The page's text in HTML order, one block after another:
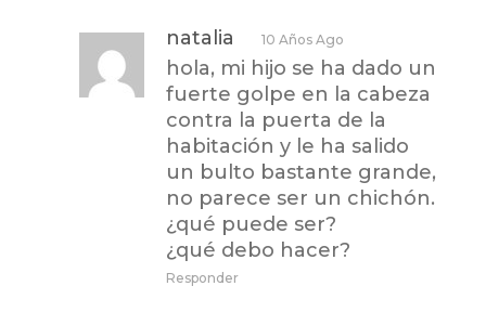
natalia 10 Años Ago
hola, mi hijo se ha dado un
fuerte golpe en la cabeza
contra la puerta de la
habitación y le ha salido
un bulto bastante grande,
no parece ser un chichón.
¿qué puede ser?
¿qué debo hacer?
Responder